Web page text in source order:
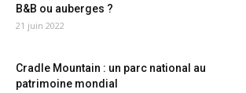
B&B ou auberges ?
21 juin 2022
Cradle Mountain : un parc national au
patrimoine mondial